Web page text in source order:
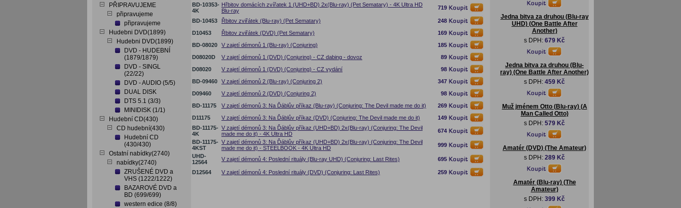
PŘIPRAVUJEME
připravujeme
připravujeme
Hudebni DVD(1899)
Hudebni DVD(1899)
DVD - HUDEBNÍ
(1879/1879)
DVD - SINGL
(22/22)
DVD - AUDIO (5/5)
DUAL DISK
DTS 5.1 (3/3)
MINIDISK (1/1)
Hudební CD(430)
CD hudební(430)
Hudební CD
(430/430)
Ostatní nabídky(2740)
nabídky(2740)
ZRUŠENÉ DVD a
VHS (1222/1222)
BAZAROVÉ DVD a
BD (699/699)
western edice (8/8)
BD-10353-
4K
Hřbitov domácích zvířatek 1 (UHD+BD) 2x(Blu-ray) (Pet Sematary) - 4K Ultra HD
Blu-ray
719
BD-10453 Řbitov zviřátek (Blu-ray) (Pet Sematary)
248
D10453
Řbitov zviřátek (DVD) (Pet Sematary)
169
BD-08020
V zajetí démonů 1 (Blu-ray) (Conjuring)
185
D08020D
V zajetí démonů 1 (DVD) (Conjuring) - CZ dabing - dovoz
89
D08020
V zajetí démonů 1 (DVD) (Conjuring) - CZ vydání
98
BD-09460
V zajetí démonů 2 (Blu-ray) (Conjuring 2)
347
D09460
V zajetí démonů 2 (DVD) (Conjuring 2)
98
BD-11175
V zajetí démonů 3: Na Ďáblův příkaz (Blu-ray) (Conjuring: The Devil made me do it)
269
D11175
V zajetí démonů 3: Na Ďáblův příkaz (DVD) (Conjuring: The Devil made me do it)
149
BD-11175-
4K
V zajetí démonů 3: Na Ďáblův příkaz (UHD+BD) 2x(Blu-ray) (Conjuring: The Devil
made me do it) - 4K Ultra HD
674
BD-11175-
4KST
V zajetí démonů 3: Na Ďáblův příkaz (UHD+BD) 2x(Blu-ray) (Conjuring: The Devil
made me do it) - STEELBOOK - 4K Ultra HD
999
UHD-
12564
V zajetí démonů 4: Poslední rituály (Blu-ray UHD) (Conjuring: Last Rites) 695
D12564 V zajetí démonů 4: Poslední rituály (DVD) (Conjuring: Last Rites) 259
Jedna bitva za druhou (Blu-ray
UHD) (One Battle After
Another)
s DPH: 679 Kč
Jedna bitva za druhou (Blu-
ray) (One Battle After Another)
s DPH: 459 Kč
Muž jménem Otto (Blu-ray) (A
Man Called Otto)
s DPH: 579 Kč
Amatér (DVD) (The Amateur)
s DPH: 289 Kč
Amatér (Blu-ray) (The
Amateur)
s DPH: 399 Kč